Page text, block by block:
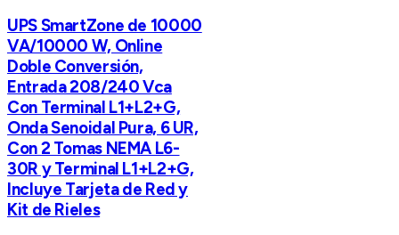
UPS SmartZone de 10000
VA/10000 W, Online
Doble Conversión,
Entrada 208/240 Vca
Con Terminal L1+L2+G,
Onda Senoidal Pura, 6 UR,
Con 2 Tomas NEMA L6-
30R y Terminal L1+L2+G,
Incluye Tarjeta de Red y
Kit de Rieles